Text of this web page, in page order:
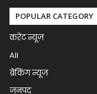
POPULAR CATEGORY
करेंट न्यूज़
All
ब्रेकिंग न्यूज
जनपद